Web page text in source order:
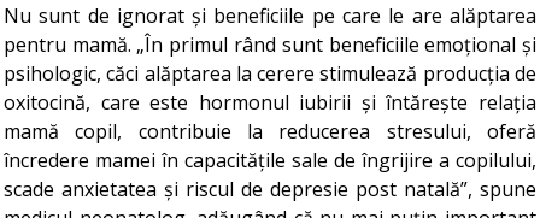
Nu sunt de ignorat și beneficiile pe care le are alăptarea
pentru mamă. „În primul rând sunt beneficiile emoțional și
psihologic, căci alăptarea la cerere stimulează producția de
oxitocină, care este hormonul iubirii și întărește relația
mamă copil, contribuie la reducerea stresului, oferă
încredere mamei în capacitățile sale de îngrijire a copilului,
scade anxietatea și riscul de depresie post natală”, spune